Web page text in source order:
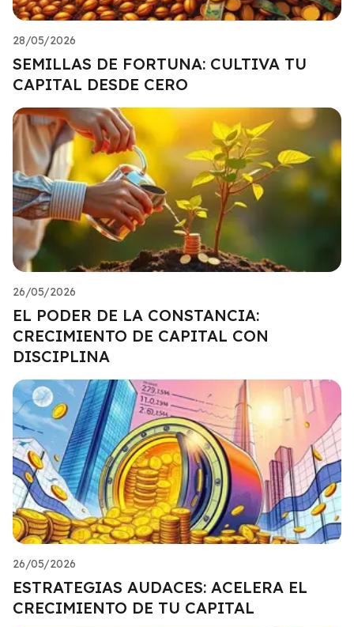
28/05/2026
SEMILLAS DE FORTUNA: CULTIVA TU
CAPITAL DESDE CERO
26/05/2026
EL PODER DE LA CONSTANCIA:
CRECIMIENTO DE CAPITAL CON
DISCIPLINA
26/05/2026
ESTRATEGIAS AUDACES: ACELERA EL
CRECIMIENTO DE TU CAPITAL